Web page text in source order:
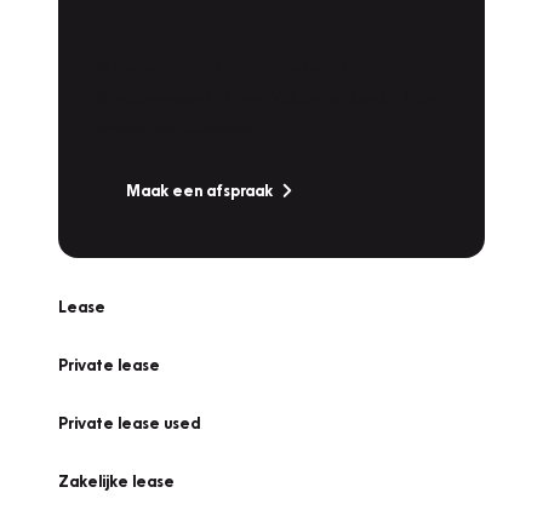
Maak een afspraak
Lease
Private lease
Private lease used
Zakelijke lease